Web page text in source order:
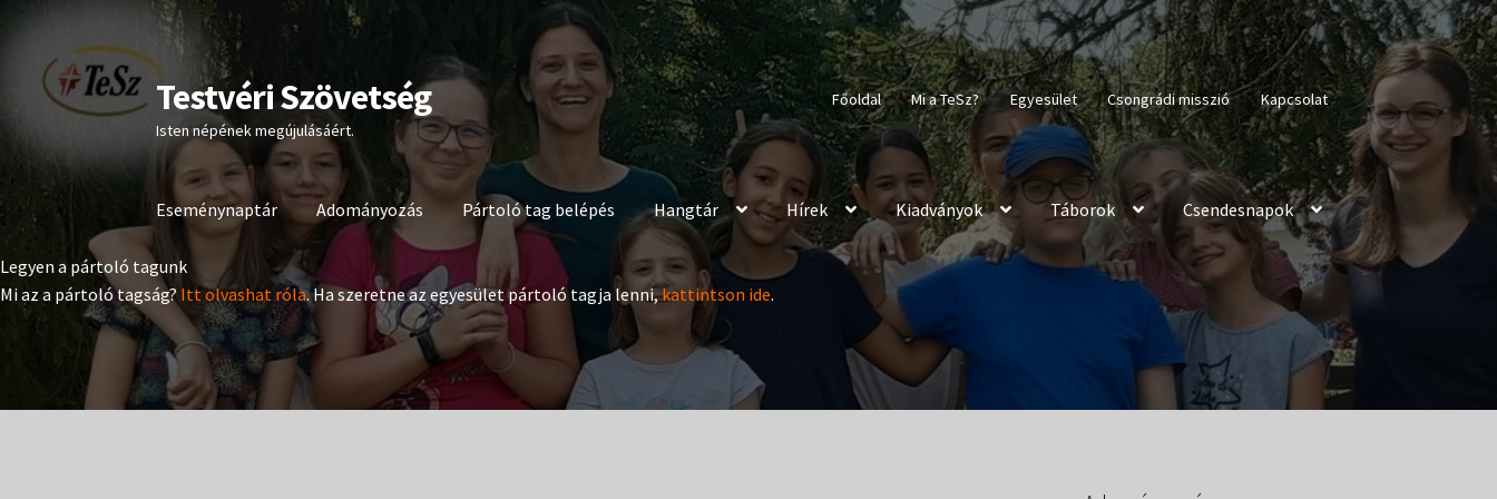
Ugrás
a
navigációhoz
Kilépés
a
tartalomba
Testvéri Szövetség
Isten népének megújulásáért.
Főoldal Mi a TeSz? Egyesület Csongrádi misszió Kapcsolat
Eseménynaptár Adományozás Pártoló tag belépés Hangtár Hírek Kiadványok Táborok Csendesnapok
Legyen a pártoló tagunk
Mi az a pártoló tagság? Itt olvashat róla. Ha szeretne az egyesület pártoló tagja lenni,kattintson ide.